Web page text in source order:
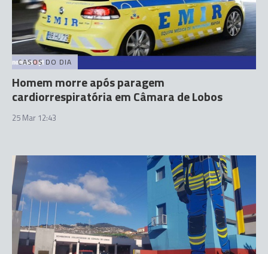
CASOS DO DIA
Homem morre após paragem
cardiorrespiratória em Câmara de Lobos
25 Mar 12:43